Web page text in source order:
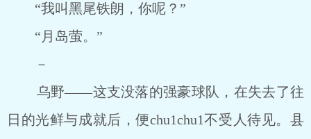
“我叫黑尾铁朗，你呢？”
“月岛萤。”
－
乌野――这支没落的强豪球队，在失去了往
日的光鲜与成就后，便chu1chu1不受人待见。县